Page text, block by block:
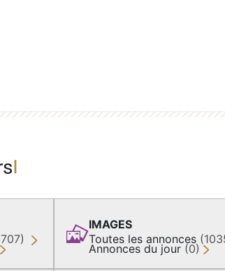
IMAGES
Toutes les annonces
Annonces du jour (0)